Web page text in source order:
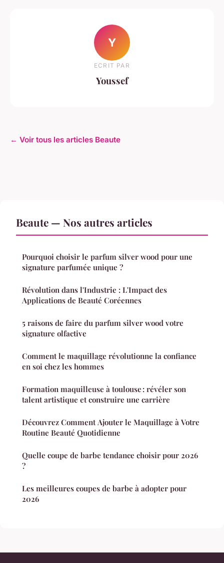
Y
ECRIT PAR
Youssef
← Voir tous les articles Beaute
Beaute — Nos autres articles
Pourquoi choisir le parfum silver wood pour une
signature parfumée unique ?
Révolution dans l'Industrie : L'Impact des
Applications de Beauté Coréennes
5 raisons de faire du parfum silver wood votre
signature olfactive
Comment le maquillage révolutionne la confiance
en soi chez les hommes
Formation maquilleuse à toulouse : révéler son
talent artistique et construire une carrière
Découvrez Comment Ajouter le Maquillage à Votre
Routine Beauté Quotidienne
Quelle coupe de barbe tendance choisir pour 2026
?
Les meilleures coupes de barbe à adopter pour
2026